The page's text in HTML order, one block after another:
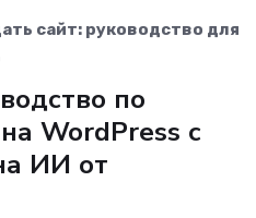
сайт: руководство для
по
WordPress с
ИИ от